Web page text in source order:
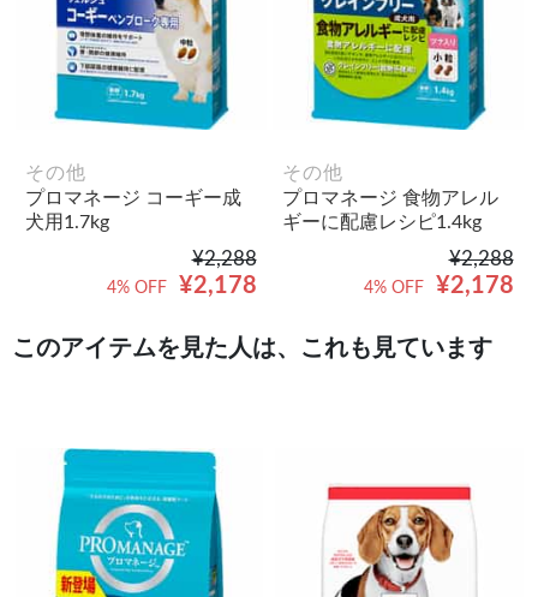
その他
プロマネージ コーギー成
犬用1.7kg
¥2,288
¥2,178
4% OFF
その他
プロマネージ 食物アレル
ギーに配慮レシピ1.4kg
¥2,288
¥2,178
4% OFF
このアイテムを見た人は、これも見ています